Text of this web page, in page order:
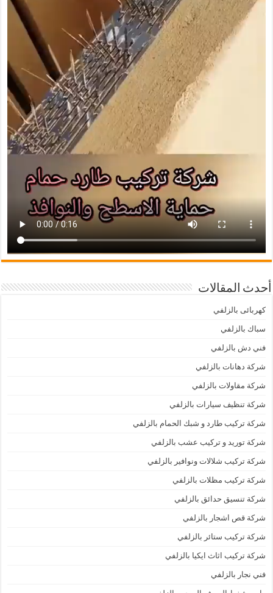
أحدث المقالات
كهربائى بالزلفي
سباك بالزلفي
فني دش بالزلفي
شركة دهانات بالزلفي
شركة مقاولات بالزلفي
شركة تنظيف سيارات بالزلفي
شركة تركيب طارد و شبك الحمام بالزلفي
شركة توريد و تركيب عشب بالزلفي
شركة تركيب شلالات ونوافير بالزلفي
شركة تركيب مظلات بالزلفي
شركة تنسيق حدائق بالزلفي
شركة قص اشجار بالزلفي
شركة تركيب ستائر بالزلفي
شركة تركيب اثاث ايكيا بالزلفي
فني نجار بالزلفي